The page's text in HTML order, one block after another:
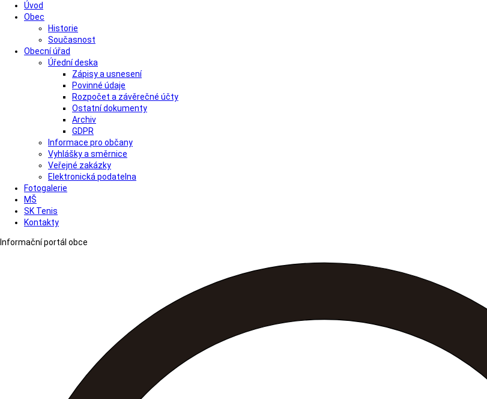
Úvod
Obec
Historie
Současnost
Obecní úřad
Úřední deska
Zápisy a usnesení
Povinné údaje
Rozpočet a závěrečné účty
Ostatní dokumenty
Archiv
GDPR
Informace pro občany
Vyhlášky a směrnice
Veřejné zakázky
Elektronická podatelna
Fotogalerie
MŠ
SK Tenis
Kontakty
Informační portál obce